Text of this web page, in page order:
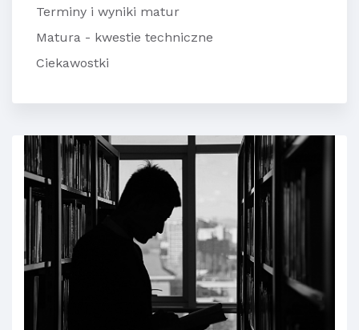
Terminy i wyniki matur
Matura - kwestie techniczne
Ciekawostki